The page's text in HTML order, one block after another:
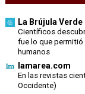
La Brújula Verde
Científicos
fue lo que
humanos
lamarea.com
En las revistas
Occidente)